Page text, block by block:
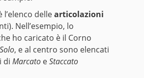
l’elenco dellearticolazioni
Nell’esempio, lo
ho caricato è il Corno
Solo, e al centro sono elencati
di Marcato eStaccato